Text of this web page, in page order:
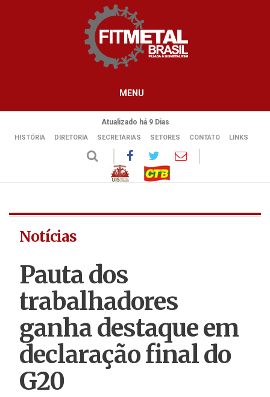
MENU
Atualizado há 9 Dias
HISTÓRIA DIRETORIA SECRETARIAS SETORES CONTATO LINKS
Notícias
Pauta dos
trabalhadores
ganha destaque em
declaração final do
G20